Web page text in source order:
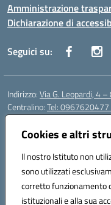
Cookies e altri
Il nostro Istituto non
sono utilizzati
corretto funzionamento
istituzionali e alla sua
Amministrazione
Dichiarazione di
Seguici su:
Indirizzo:Via G. Leopardi, 4
Centralino:Tel:
Email:
Posta elettronica certificata
Codice fiscale:
Codice meccanografico:
Codice Indice delle
Codice unico di fatturazione